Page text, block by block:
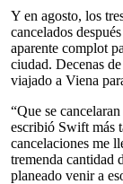
Y en agosto, los
cancelados
aparente complot
ciudad. Decenas
viajado a Viena
“Que se
escribió Swift más
cancelaciones me
tremenda cantidad
planeado venir a